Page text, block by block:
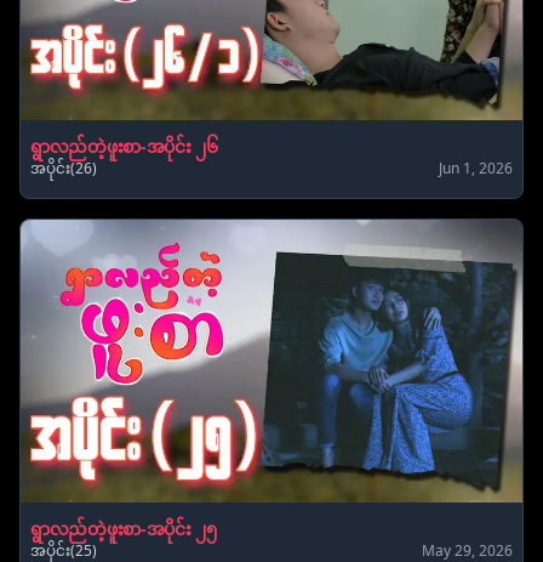
ရွာလည်တဲ့ဖူးစာ-အပိုင်း ၂၆
အပိုင်း(26) Jun 1, 2026
ရွာလည်တဲ့ဖူးစာ-အပိုင်း ၂၅
အပိုင်း(25) May 29, 2026